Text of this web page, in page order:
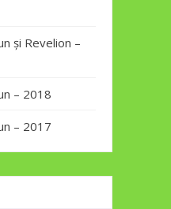
și Revelion –
– 2018
– 2017